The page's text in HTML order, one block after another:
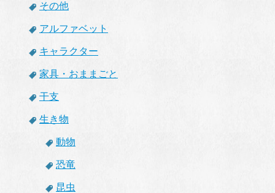
その他
アルファベット
キャラクター
家具・おままごと
干支
生き物
動物
恐竜
昆虫